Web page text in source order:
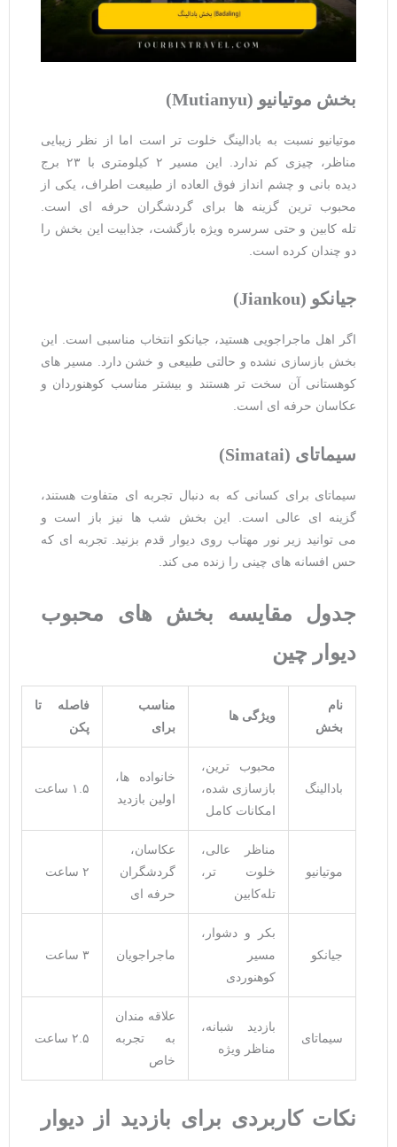
بخش موتیانیو(Mutianyu)
موتیانیو نسبت به بادالینگ خلوت ‌تر است اما از نظر زیبایی
مناظر، چیزی کم ندارد. این مسیر ۲ کیلومتری با ۲۳ برج
دیده ‌بانی و چشم ‌انداز فوق ‌العاده از طبیعت اطراف، یکی از
محبوب ‌ترین گزینه ‌ها برای گردشگران حرفه ‌ای است.
تله ‌کابین و حتی سرسره ویژه بازگشت، جذابیت این بخش را
دو چندان کرده است.
جیانکو(Jiankou)
اگر اهل ماجراجویی هستید، جیانکو انتخاب مناسبی است. این
بخش بازسازی نشده و حالتی طبیعی و خشن دارد. مسیر های
کوهستانی آن سخت ‌تر هستند و بیشتر مناسب کوهنوردان و
عکاسان حرفه ‌ای است.
سیماتای(Simatai)
سیماتای برای کسانی که به دنبال تجربه ‌ای متفاوت هستند،
گزینه ‌ای عالی است. این بخش شب ‌ها نیز باز است و
می ‌توانید زیر نور مهتاب روی دیوار قدم بزنید. تجربه ‌ای که
حس افسانه ‌های چینی را زنده می ‌کند.
جدول مقایسه بخش‌
های محبوب
دیوار چین
نام
بخش
ویژگی ‌ها
مناسب
برای
فاصله تا
پکن
بادالینگ
محبوب ‌ترین،
بازسازی‌ شده،
امکانات کامل
خانواده‌ ها،
اولین بازدید
۱.۵ ساعت
موتیانیو
مناظر عالی،
خلوت ‌تر،
تله‌کابین
عکاسان،
گردشگران
حرفه ‌ای
جیانکو
بکر و دشوار،
مسیر
کوهنوردی
ماجراجویان
سیماتای
بازدید شبانه،
مناظر ویژه
علاقه ‌مندان
به تجربه
خاص
۲.۵ ساعت
نکات کاربردی برای بازدید از دیوار